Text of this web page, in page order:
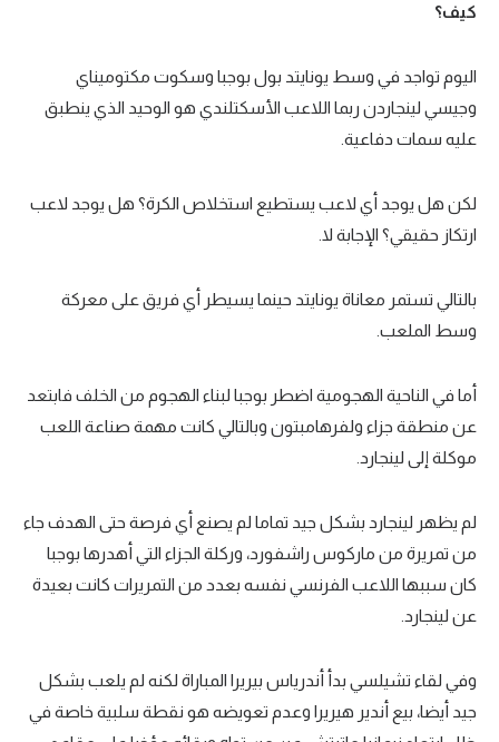
أقسام خاصة
Gamers
تحقيق في الجول
تحليل في الجول
كويز في الجول
فيديو في الجول
كيف؟
اليوم تواجد في وسط يونايتد بول بوجبا وسكوت مكتوميناي
وجيسي لينجاردن ربما اللاعب الأسكتلندي هو الوحيد الذي ينطبق
عليه سمات دفاعية.
لكن هل يوجد أي لاعب يستطيع استخلاص الكرة؟ هل يوجد لاعب
ارتكاز حقيقي؟ الإجابة لا.
بالتالي تستمر معاناة يونايتد حينما يسيطر أي فريق على معركة
وسط الملعب.
أما في الناحية الهجومية اضطر بوجبا لبناء الهجوم من الخلف فابتعد
عن منطقة جزاء ولفرهامبتون وبالتالي كانت مهمة صناعة اللعب
موكلة إلى لينجارد.
لم يظهر لينجارد بشكل جيد تماما لم يصنع أي فرصة حتى الهدف جاء
من تمريرة من ماركوس راشفورد، وركلة الجزاء التي أهدرها بوجبا
كان سببها اللاعب الفرنسي نفسه بعدد من التمريرات كانت بعيدة
عن لينجارد.
وفي لقاء تشيلسي بدأ أندرياس بيريرا المباراة لكنه لم يلعب بشكل
جيد أيضا، بيع أندير هيريرا وعدم تعويضه هو نقطة سلبية خاصة في